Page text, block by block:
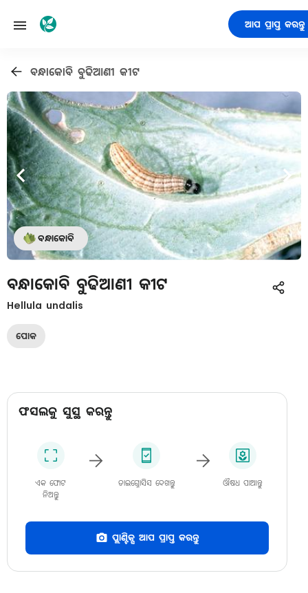
ଆପ ପ୍ରାପ୍ତ କରନ୍ତୁ
ବନ୍ଧାକୋବି ବୁଢିଆଣୀ କୀଟ
ବନ୍ଧାକୋବି
ବନ୍ଧାକୋବି ବୁଢିଆଣୀ କୀଟ
Hellula undalis
ପୋକ
ଫସଲକୁ ସୁସ୍ଥ କରନ୍ତୁ
ଏକ ଫୋଟ
ନିଅନ୍ତୁ
ଡାଇଗ୍ନୋସିସ ଦେଖନ୍ତୁ ଔଷଧ ପାଆନ୍ତୁ
ପ୍ଲାଣ୍ଟିକ୍ସ ଆପ ପ୍ରାପ୍ତ କରନ୍ତୁ